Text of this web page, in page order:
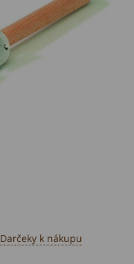
Darčeky k nákupu